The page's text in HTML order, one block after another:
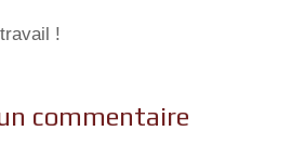
!
commentaire